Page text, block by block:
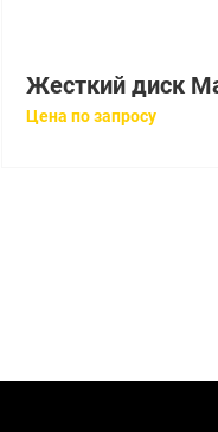
Цена по запросу